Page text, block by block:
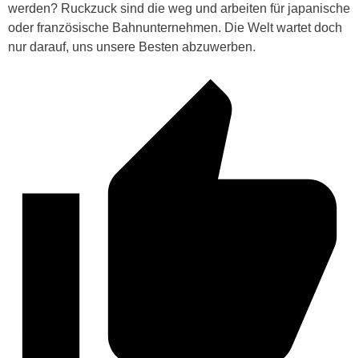
werden? Ruckzuck sind die weg und arbeiten für japanische
oder französische Bahnunternehmen. Die Welt wartet doch
nur darauf, uns unsere Besten abzuwerben.